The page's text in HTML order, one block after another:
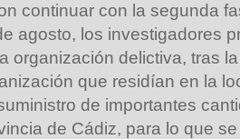
continuar con la segunda
agosto, los investigadores
organización delictiva, tras
que residían en la
de importantes
de Cádiz, para lo que